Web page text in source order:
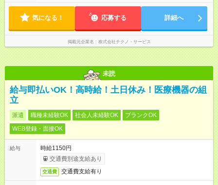
気になる！ 応募する 詳細へ
掲載元企業名 株式会社テクノ・サービス
未読
給与即払いOK！高時給！土日休み！医療機器の組
立
派遣 職種未経験OK 社会人未経験OK
ブランクOK
WEB登録・面接OK
給与
時給1150円
交通費別途支給あり
交通費 交通費支給有り